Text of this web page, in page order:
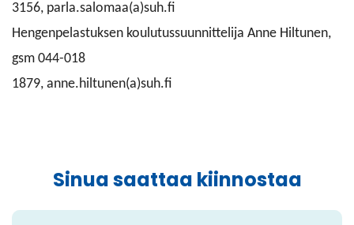
3156, parla.salomaa(a)suh.fi
Hengenpelastuksen koulutussuunnittelija Anne Hiltunen,
gsm 044-018
1879, anne.hiltunen(a)suh.fi
Sinua saattaa kiinnostaa